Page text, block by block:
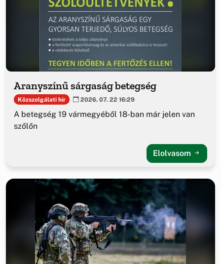
Aranyszínű sárgaság betegség
Közszolgálati hír 2026. 07. 22 16:29
A betegség 19 vármegyéből 18-ban már jelen van
szőlőn
Elolvasom